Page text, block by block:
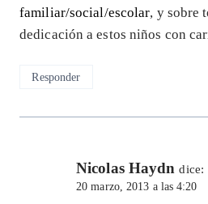
familiar/social/escolar, y sobre
dedicación a estos niños con
Responder
Nicolas Haydn dice:
20 marzo, 2013 a las 4:20